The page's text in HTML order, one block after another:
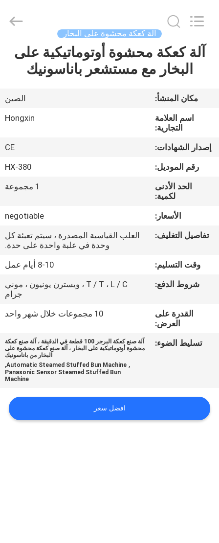
المنزل
برنامج
حولنا
جولة
المصنع
مراقبة
الجودة
اتصل
اقتباس
Machinery
Rights
آلة كعكة محشوة على البخار
آلة كعكة محشوة أوتوماتيكية على
البخار مع مستشعر باناسونيك
مكان المنشأ:
الصين
اسم العلامة
التجارية:
Hongxin
إصدار الشهادات:
CE
رقم الموديل:
HX-380
الحد الأدنى
لكمية:
1 مجموعة
الأسعار:
negotiable
تفاصيل التغليف:
العلب القياسية المصدرة ، سيتم تعبئة كل
وحدة في علبة واحدة على حدة.
وقت التسليم:
8-10 أيام عمل
شروط الدفع:
T / T ، L / C ، ويسترن يونيون ، موني
جرام
القدرة على
العرض:
10 مجموعات خلال شهر واحد
تسليط الضوء:
آلة صنع كعكة البرجر 100 قطعة في الدقيقة ، آلة صنع كعكة
محشوة أوتوماتيكية على البخار ، آلة صنع كعكة محشوة على
البخار من باناسونيك
,
Automatic Steamed Stuffed Bun Machine
,
Panasonic Sensor Steamed Stuffed Bun
Machine
افضل سعر